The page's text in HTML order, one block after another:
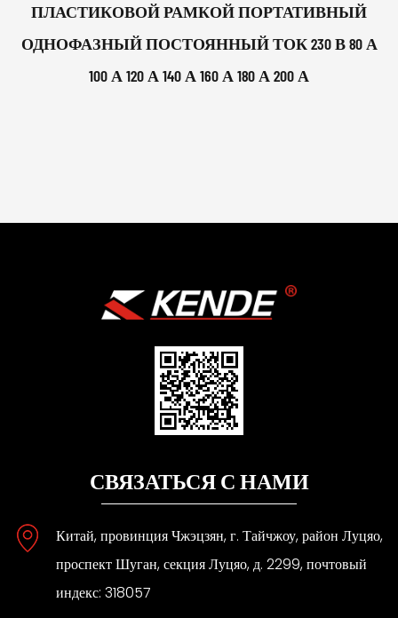
ПЛАСТИКОВОЙ РАМКОЙ ПОРТАТИВНЫЙ
ОДНОФАЗНЫЙ ПОСТОЯННЫЙ ТОК 230 В 80 А
100 А 120 А 140 А 160 А 180 А 200 А
СВЯЗАТЬСЯ С НАМИ
Китай, провинция Чжэцзян, г. Тайчжоу, район Луцяо,
проспект Шуган, секция Луцяо, д. 2299, почтовый
индекс: 318057